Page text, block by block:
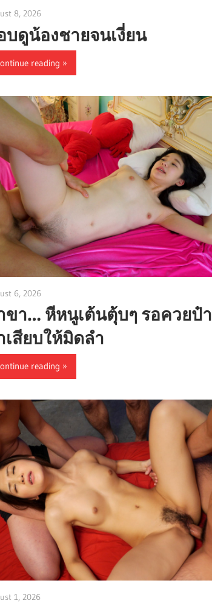
8, 2026admin
บดูน้องชายจนเงี่ยน
reading
6, 2026admin
ขา… หีหนูเต้นตุ้บๆ รอควยป๋า
เสียบให้มิดลำ
reading
1, 2026admin